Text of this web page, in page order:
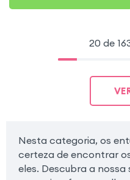
20 de
Nesta categoria, os
certeza de encontrar
eles. Descubra a